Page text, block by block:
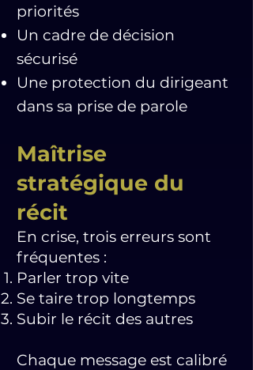
priorités
Un cadre de décision
sécurisé
Une protection du dirigeant
dans sa prise de parole
Maîtrise
stratégique du
récit
En crise, trois erreurs sont
fréquentes :
Parler trop vite
Se taire trop longtemps
Subir le récit des autres
Chaque message est calibré